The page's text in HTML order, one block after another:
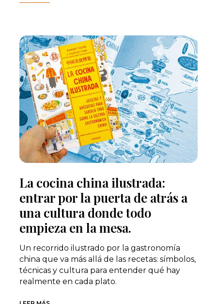
La cocina china ilustrada:
entrar por la puerta de atrás a
una cultura donde todo
empieza en la mesa.
Un recorrido ilustrado por la gastronomía
china que va más allá de las recetas: símbolos,
técnicas y cultura para entender qué hay
realmente en cada plato.